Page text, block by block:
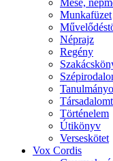
Munkafüzet
Néprajz
Regény
Történelem
Útikönyv
Verseskötet
Vox Cordis